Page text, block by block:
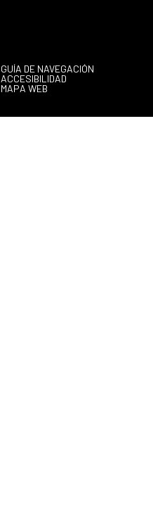
GUÍA DE NAVEGACIÓN
ACCESIBILIDAD
MAPA WEB